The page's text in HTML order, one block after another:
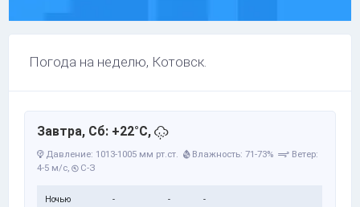
Погода на неделю, Котовск.
Завтра, Сб: +22°C,
Давление: 1013-1005 мм рт.ст. Влажность: 71-73%
Ветер:
4-5 м/с, С-З
Ночью - - -